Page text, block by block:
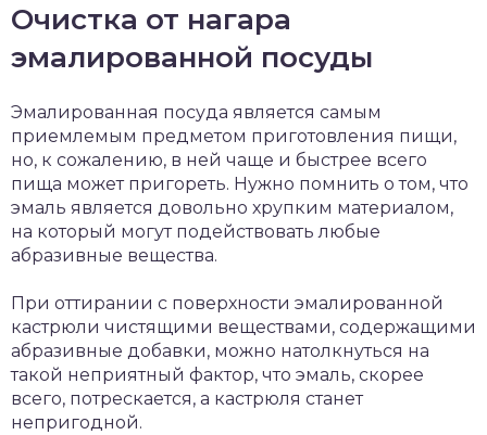
Очистка от нагара
эмалированной посуды
Эмалированная посуда является самым
приемлемым предметом приготовления пищи,
но, к сожалению, в ней чаще и быстрее всего
пища может пригореть. Нужно помнить о том, что
эмаль является довольно хрупким материалом,
на который могут подействовать любые
абразивные вещества.
При оттирании с поверхности эмалированной
кастрюли чистящими веществами, содержащими
абразивные добавки, можно натолкнуться на
такой неприятный фактор, что эмаль, скорее
всего, потрескается, а кастрюля станет
непригодной.